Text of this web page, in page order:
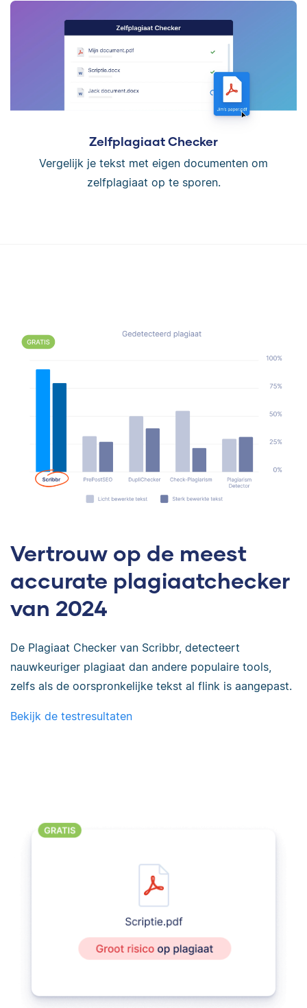
Zelfplagiaat Checker
Vergelijk je tekst met eigen documenten om
zelfplagiaat op te sporen.
Vertrouw op de meest
accurate plagiaatchecker
van 2024
De Plagiaat Checker van Scribbr, detecteert
nauwkeuriger plagiaat dan andere populaire tools,
zelfs als de oorspronkelijke tekst al flink is aangepast.
Bekijk de testresultaten